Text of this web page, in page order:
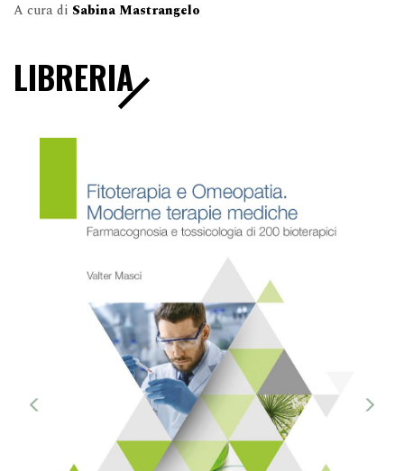
A cura di Sabina Mastrangelo
LIBRERIA